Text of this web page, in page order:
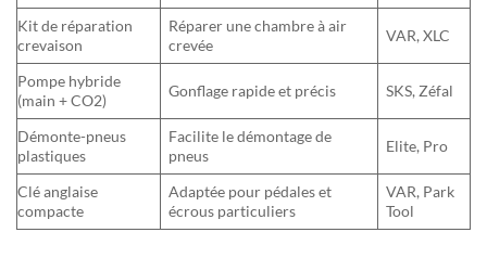
Kit de réparation
crevaison
Réparer une chambre à air
crevée
VAR, XLC
Pompe hybride
(main + CO2)
Gonflage rapide et précis SKS, Zéfal
Démonte-pneus
plastiques
Facilite le démontage de
pneus
Elite, Pro
Clé anglaise
compacte
Adaptée pour pédales et
écrous particuliers
VAR, Park
Tool